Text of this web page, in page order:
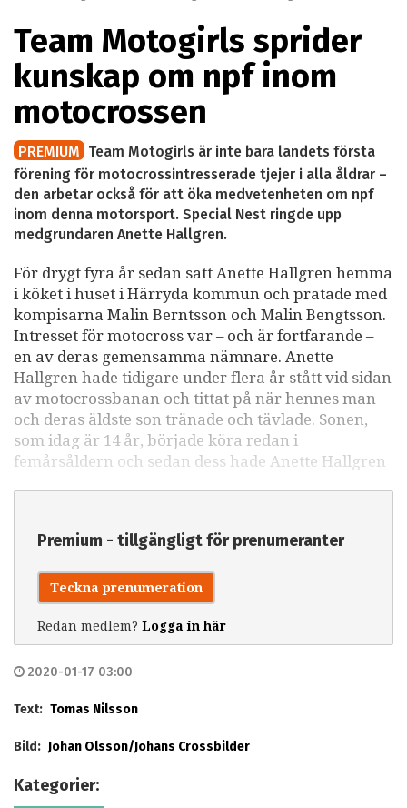
Team Motogirls sprider
kunskap om npf inom
motocrossen
PREMIUM Team Motogirls är inte bara landets första
förening för motocrossintresserade tjejer i alla åldrar –
den arbetar också för att öka medvetenheten om npf
inom denna motorsport. Special Nest ringde upp
medgrundaren Anette Hallgren.
För drygt fyra år sedan satt Anette Hallgren hemma
i köket i huset i Härryda kommun och pratade med
kompisarna Malin Berntsson och Malin Bengtsson.
Intresset för motocross var – och är fortfarande –
en av deras gemensamma nämnare. Anette
Hallgren hade tidigare under flera år stått vid sidan
av motocrossbanan och tittat på när hennes man
och deras äldste son tränade och tävlade. Sonen,
som idag är 14 år, började köra redan i
femårsåldern och sedan dess hade Anette Hallgren
Premium - tillgängligt för prenumeranter
Teckna prenumeration
Redan medlem? Logga in här
2020-01-17 03:00
Text: Tomas Nilsson
Bild: Johan Olsson/Johans Crossbilder
Kategorier: